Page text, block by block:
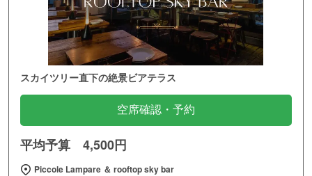
スカイツリー直下の絶景ビアテラス
空席確認・予約
平均予算 4,500円
Piccole Lampare ＆ rooftop sky bar